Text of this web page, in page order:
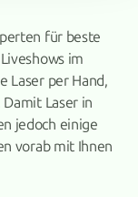
für beste
im
Laser per Hand,
Laser in
jedoch einige
vorab mit Ihnen